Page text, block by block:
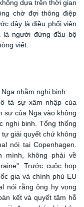
dựa trên thời gian
chờ đợi thông điệp
đây là điều phối viên
là người đứng đầu bộ
viết.
nhằm nghi binh
tả sự xâm nhập của
sự của Nga vào không
nghi binh. Tổng thống
giải quyết chứ không
nói tại Copenhagen.
mình, không phải về
Trước cuộc họp
gia và chính phủ EU
nói rằng ông hy vọng
kết và quyết tâm hỗ